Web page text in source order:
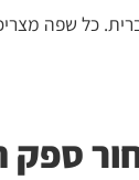
כל שפה
ספק